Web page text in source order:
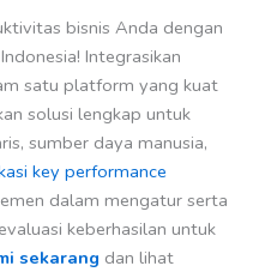
bisnis Anda dengan
Integrasikan
satu platform yang kuat
solusi lengkap untuk
sumber daya manusia,
key performance
dalam mengatur serta
keberhasilan untuk
sekarang dan lihat